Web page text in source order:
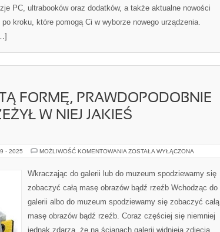
PC, ultrabooków oraz dodatków, a także aktualne nowości
kroku, które pomogą Ci w wyborze nowego urządzenia.
FORMĘ, PRAWDOPODOBNIE
W NIEJ JAKIEŚ
- 2025 MOŻLIWOŚĆ KOMENTOWANIA MAJĄC
PRAWDOPODOBNIE
KAŻDY
PRZEŻYŁ
NIEJ
NADZWYCZAJ
ZOSTAŁA WYŁĄCZONA
Wkraczając do galerii lub do muzeum spodziewamy się
zobaczyć całą masę obrazów bądź rzeźb Wchodząc do
galerii albo do muzeum spodziewamy się zobaczyć całą
masę obrazów bądź rzeźb. Coraz częściej się niemniej
jednak zdarza, że na ścianach galerii widnieją zdjęcia